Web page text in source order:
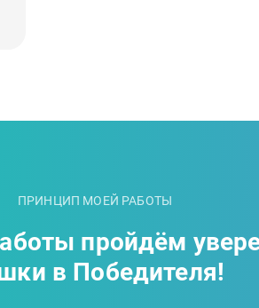
ПРИНЦИП МОЕЙ РАБОТЫ
пройдём
в Победителя!